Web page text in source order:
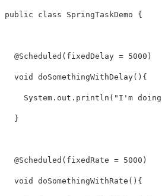
public class SpringTaskDemo {
  @Scheduled(fixedDelay = 5000)
  void doSomethingWithDelay(){
System.out.println("I'm
  }
  @Scheduled(fixedRate = 5000)
  void doSomethingWithRate(){